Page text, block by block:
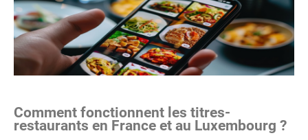
Comment fonctionnent les titres-
restaurants en France et au Luxembourg ?